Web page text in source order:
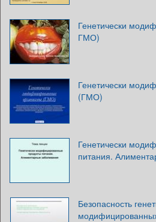
Генетически
ГМО)
Генетически
(ГМО)
Генетически
питания.
Безопасность